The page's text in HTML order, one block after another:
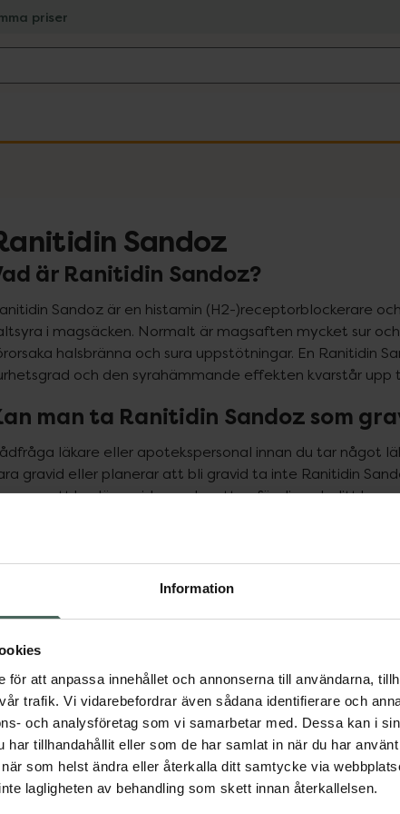
Information
för att anpassa innehållet och annonserna till användarna,
trafik. Vi vidarebefordrar även sådana identifierare och
och analysföretag som vi samarbetar med. Dessa kan i
har tillhandahållit eller som de har samlat in när du har
som helst ändra eller återkalla ditt samtycke via
lagligheten av behandling som skett innan återkallelsen.
priser
Sandoz
är Ranitidin Sandoz?
Sandoz är en histamin (H2-)receptorblockerare
i magsäcken. Normalt är magsaften mycket sur
halsbränna och sura uppstötningar. En Ranitidin
och den syrahämmande effekten kvarstår upp
man ta Ranitidin Sandoz som
läkare eller apotekspersonal innan du tar något
gravid eller planerar att bli gravid ta inte Ranitidin
att bedöma risken och nyttan för dig och ditt barn
i bröstmjölk vilket leder till ökad risk för påverkan
Ranitidin Sandoz dosering
samt barn över 12 år: 1 tablett (150 mg) vid behov
om läkare inte rekommenderar annat. Om du
under 2 veckor i sträck bör du kontakta läkare,
man få biverkningar av Ranitidin
alla läkemedel kan Ranitidin Sandoz orsaka
Läs alltid bipacksedel innan användning
läkemedel och Ranitidin